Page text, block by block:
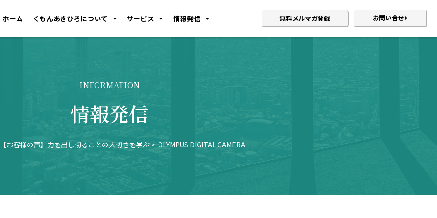
ホーム くもんあきひろについて サービス 情報発信 無料メルマガ登録 お問い合せ
INFORMATION
情報発信
お客様の声】力を出し切ることの大切さを学ぶ OLYMPUS DIGITAL CAMERA